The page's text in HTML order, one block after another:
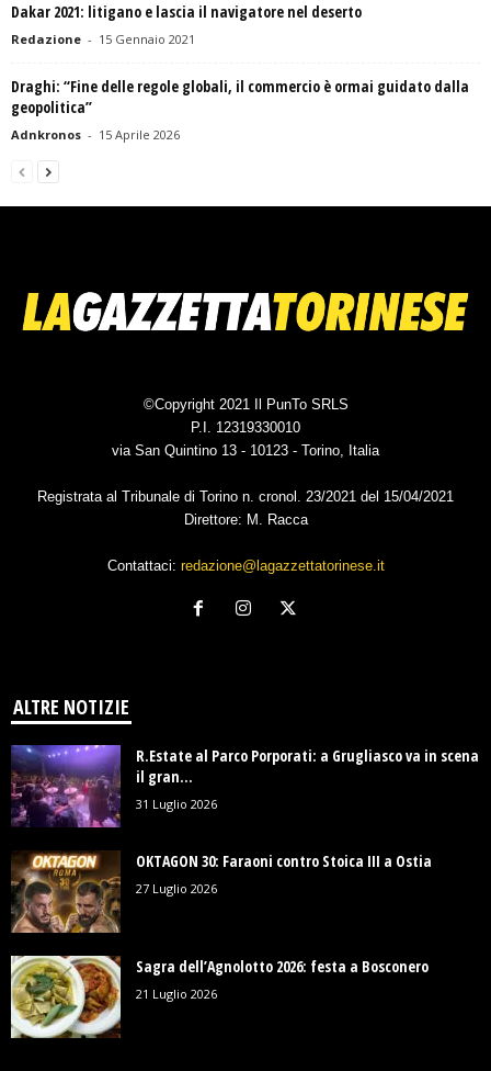
Dakar 2021: litigano e lascia il navigatore nel deserto
Redazione - 15 Gennaio 2021
Draghi: “Fine delle regole globali, il commercio è ormai guidato dalla
geopolitica”
Adnkronos - 15 Aprile 2026
©Copyright 2021 Il PunTo SRLS
P.I. 12319330010
via San Quintino 13 - 10123 - Torino, Italia
Registrata al Tribunale di Torino n. cronol. 23/2021 del 15/04/2021
Direttore: M. Racca
Contattaci: redazione@lagazzettatorinese.it
ALTRE NOTIZIE
R.Estate al Parco Porporati: a Grugliasco va in scena
il gran...
31 Luglio 2026
OKTAGON 30: Faraoni contro Stoica III a Ostia
27 Luglio 2026
Sagra dell’Agnolotto 2026: festa a Bosconero
21 Luglio 2026